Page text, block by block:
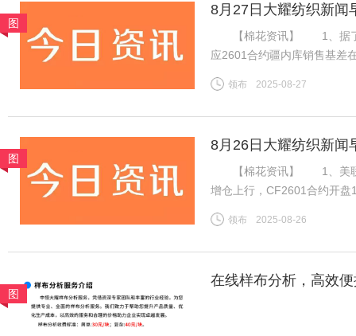
图
8月27日大耀纺织新闻
【棉花资讯】 1、据了解
应2601合约疆内库销售基差
内地库新疆机采棉4129B含杂
领布 2025-08-27
图
8月26日大耀纺织新闻
【棉花资讯】 1、美联储
增仓上行，CF2601合约开
增订单数量有限，但旺季需
领布 2025-08-26
图
在线样布分析，高效